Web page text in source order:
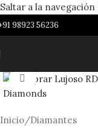
Saltar a la navegación
98923 56236
Haga clic
Inicio/Diamantes